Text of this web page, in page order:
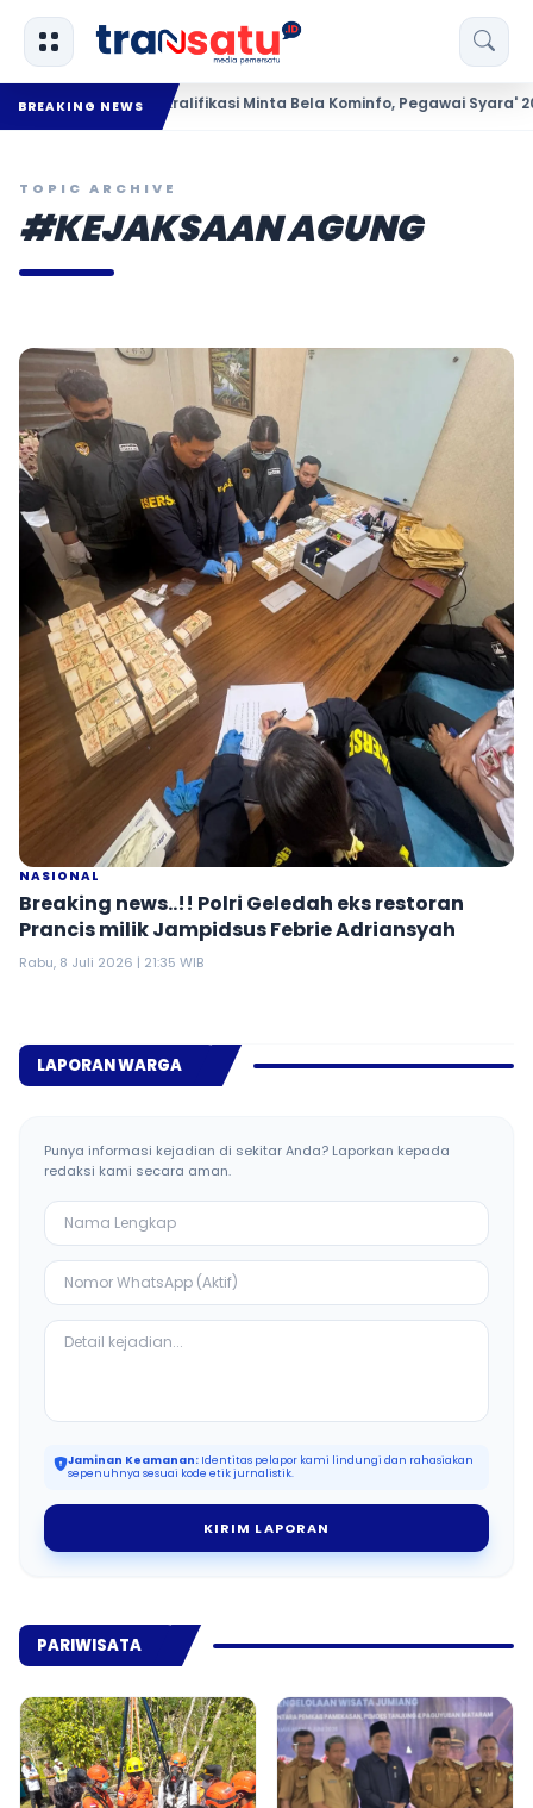
BREAKING NEWS
Kabag Kesra Kralifikasi Minta Bela Kominfo, Pegawai Syara' 2025
TOPIC ARCHIVE
#KEJAKSAAN AGUNG
NASIONAL
Breaking news..!! Polri Geledah eks restoran
Prancis milik Jampidsus Febrie Adriansyah
Rabu, 8 Juli 2026 | 21:35 WIB
LAPORAN WARGA
Punya informasi kejadian di sekitar Anda? Laporkan kepada
redaksi kami secara aman.
Jaminan Keamanan: Identitas pelapor kami lindungi dan rahasiakan
sepenuhnya sesuai kode etik jurnalistik.
KIRIM LAPORAN
PARIWISATA